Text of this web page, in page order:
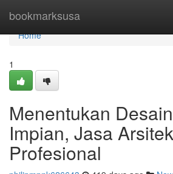
bookmarksusa
Home
Home
1
Menentukan
Impian, Jasa
Profesional